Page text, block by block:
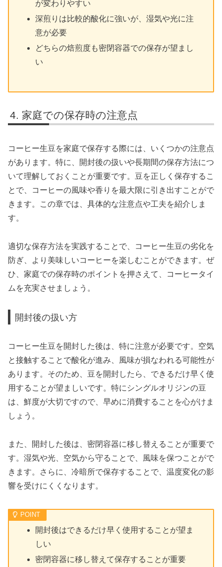
が変わりやすい
深煎りは比較的酸化に強いが、湿気や光に注
意が必要
どちらの焙煎度も密閉容器での保存が望まし
い
家庭での保存時の注意点
コーヒー生豆を家庭で保存する際には、いくつかの注意点
があります。特に、開封後の扱いや長期間の保存方法につ
いて理解しておくことが重要です。豆を正しく保存するこ
とで、コーヒーの風味や香りを最大限に引き出すことがで
きます。この章では、具体的な注意点や工夫を紹介しま
す。
適切な保存方法を実践することで、コーヒー生豆の劣化を
防ぎ、より美味しいコーヒーを楽しむことができます。ぜ
ひ、家庭での保存時のポイントを押さえて、コーヒータイ
ムを充実させましょう。
開封後の扱い方
コーヒー生豆を開封した後は、特に注意が必要です。空気
と接触することで酸化が進み、風味が損なわれる可能性が
あります。そのため、豆を開封したら、できるだけ早く使
用することが望ましいです。特にシングルオリジンの豆
は、鮮度が大切ですので、早めに消費することを心がけま
しょう。
また、開封した後は、密閉容器に移し替えることが重要で
す。湿気や光、空気から守ることで、風味を保つことがで
きます。さらに、冷暗所で保存することで、温度変化の影
響を受けにくくなります。
開封後はできるだけ早く使用することが望ま
しい
密閉容器に移し替えて保存することが重要